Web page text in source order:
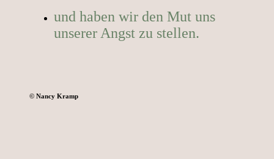
und haben wir den Mut uns
unserer Angst zu stellen.
© Nancy Kramp